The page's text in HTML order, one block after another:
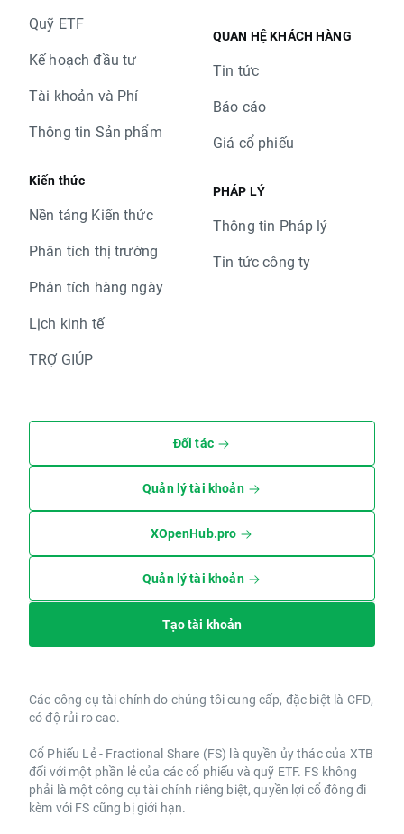
Quỹ ETF
Kế hoạch đầu tư
Tài khoản và Phí
Thông tin Sản phẩm
Kiến thức
Nền tảng Kiến thức
Phân tích thị trường
Phân tích hàng ngày
Lịch kinh tế
TRỢ GIÚP
QUAN HỆ KHÁCH HÀNG
Tin tức
Báo cáo
Giá cổ phiếu
PHÁP LÝ
Thông tin Pháp lý
Tin tức công ty
Đối tác
Quản lý tài khoản
XOpenHub.pro
Quản lý tài khoản
Tạo tài khoản
Các công cụ tài chính do chúng tôi cung cấp, đặc biệt là CFD,
có độ rủi ro cao.
Cổ Phiếu Lẻ - Fractional Share (FS) là quyền ủy thác của XTB
đối với một phần lẻ của các cổ phiếu và quỹ ETF. FS không
phải là một công cụ tài chính riêng biệt, quyền lợi cổ đông đi
kèm với FS cũng bị giới hạn.